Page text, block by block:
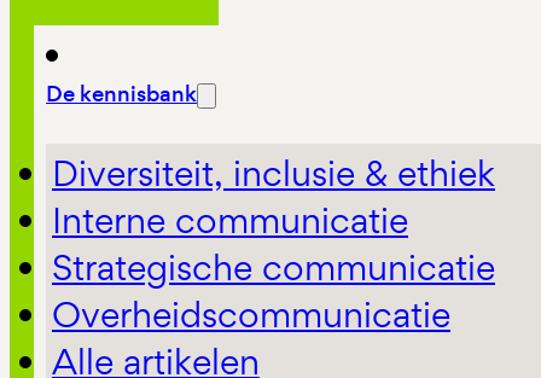
De kennisbank
Diversiteit, inclusie & ethiek
Interne communicatie
Strategische communicatie
Overheidscommunicatie
Alle artikelen